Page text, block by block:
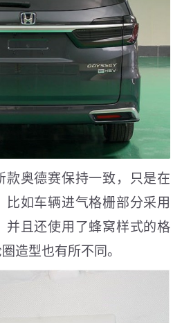
款奥德赛保持一致，只是在
如车辆进气格栅部分采用
并且还使用了蜂窝样式的格
造型也有所不同。